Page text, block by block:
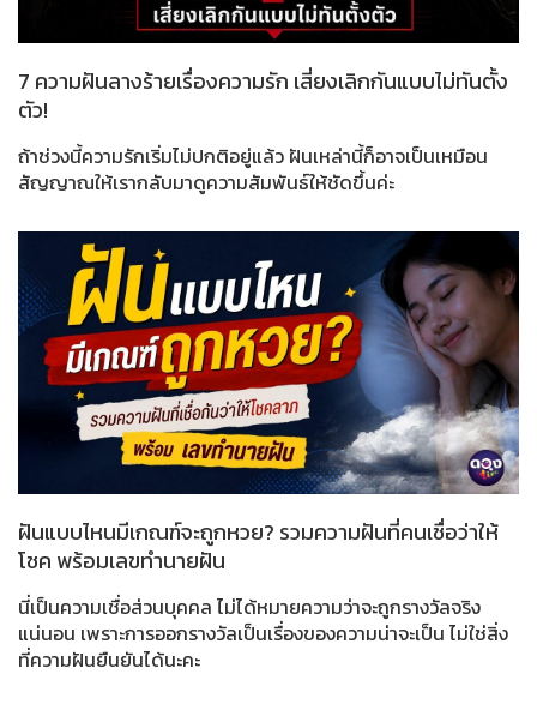
7 ความฝันลางร้ายเรื่องความรัก เสี่ยงเลิกกันแบบไม่ทันตั้ง
ตัว!
ถ้าช่วงนี้ความรักเริ่มไม่ปกติอยู่แล้ว ฝันเหล่านี้ก็อาจเป็นเหมือน
สัญญาณให้เรากลับมาดูความสัมพันธ์ให้ชัดขึ้นค่ะ
ฝันแบบไหนมีเกณฑ์จะถูกหวย? รวมความฝันที่คนเชื่อว่าให้
โชค พร้อมเลขทำนายฝัน
นี่เป็นความเชื่อส่วนบุคคล ไม่ได้หมายความว่าจะถูกรางวัลจริง
แน่นอน เพราะการออกรางวัลเป็นเรื่องของความน่าจะเป็น ไม่ใช่สิ่ง
ที่ความฝันยืนยันได้นะคะ